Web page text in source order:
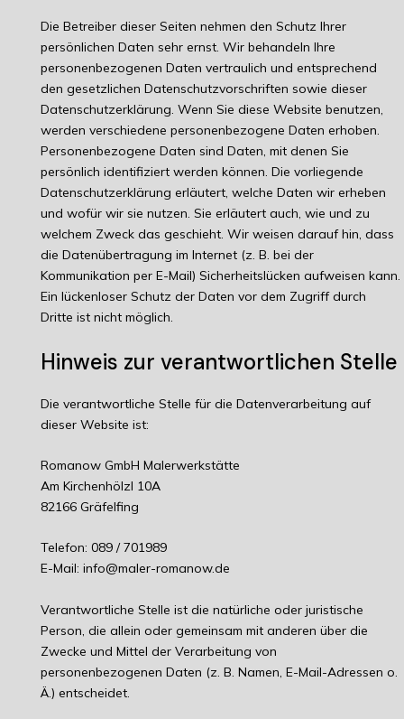
Die Betreiber dieser Seiten nehmen den Schutz Ihrer
persönlichen Daten sehr ernst. Wir behandeln Ihre
personenbezogenen Daten vertraulich und entsprechend
den gesetzlichen Datenschutzvorschriften sowie dieser
Datenschutzerklärung. Wenn Sie diese Website benutzen,
werden verschiedene personenbezogene Daten erhoben.
Personenbezogene Daten sind Daten, mit denen Sie
persönlich identifiziert werden können. Die vorliegende
Datenschutzerklärung erläutert, welche Daten wir erheben
und wofür wir sie nutzen. Sie erläutert auch, wie und zu
welchem Zweck das geschieht. Wir weisen darauf hin, dass
die Datenübertragung im Internet (z. B. bei der
Kommunikation per E-Mail) Sicherheitslücken aufweisen kann.
Ein lückenloser Schutz der Daten vor dem Zugriff durch
Dritte ist nicht möglich.
Hinweis zur verantwortlichen Stelle
Die verantwortliche Stelle für die Datenverarbeitung auf
dieser Website ist:
Romanow GmbH Malerwerkstätte
Am Kirchenhölzl 10A
82166 Gräfelfing
Telefon: 089 / 701989
E-Mail: info@maler-romanow.de
Verantwortliche Stelle ist die natürliche oder juristische
Person, die allein oder gemeinsam mit anderen über die
Zwecke und Mittel der Verarbeitung von
personenbezogenen Daten (z. B. Namen, E-Mail-Adressen o.
Ä.) entscheidet.